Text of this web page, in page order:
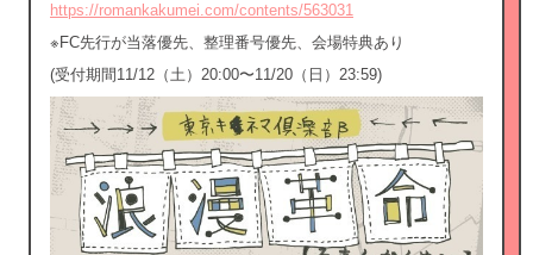
https://romankakumei.com/contents/563031
※FC先行が当落優先、整理番号優先、会場特典あり
(受付期間11/12（土）20:00〜11/20（日）23:59)